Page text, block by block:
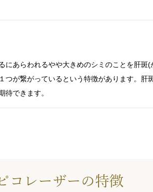
にあらわれるやや大きめのシミのことを肝斑
つが繋がっているという特徴があります。肝
待できます。
コレーザーの特徴